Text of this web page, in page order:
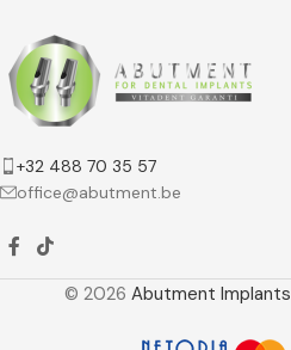
+32 488 70 35 57
office@abutment.be
© 2026 Abutment Implants